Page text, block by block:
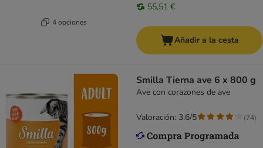
4 opciones
55,51 €
Añadir a la cesta
Smilla Tierna ave 6 x 800 g
Ave con corazones de ave
Valoración: 3.6/5 (74)